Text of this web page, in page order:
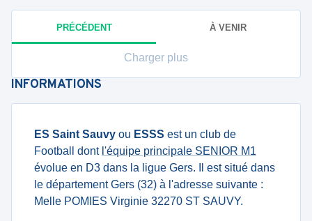
PRÉCÉDENT À VENIR
Charger plus
INFORMATIONS
ES Saint Sauvy ou ESSS est un club de
Football dont l'équipe principale SENIOR M1
évolue en D3 dans la ligue Gers. Il est situé dans
le département Gers (32) à l'adresse suivante :
Melle POMIES Virginie 32270 ST SAUVY.